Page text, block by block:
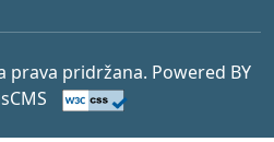
prava pridržana. Powered BY